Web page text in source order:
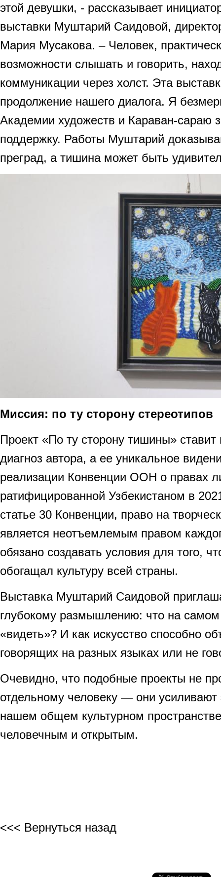
этой девушки, - рассказывает
выставки Муштарий Саидовой,
Мария Мусакова. – Человек,
возможности слышать и говорить,
коммуникации через холст. Эта
продолжение нашего диалога. Я
Академии художеств и Караван-сараю
поддержку. Работы Муштарий
преград, а тишина может быть
Миссия: по ту сторону стереотипов
Проект «По ту сторону тишины» ставит
диагноз автора, а ее уникальное
реализации Конвенции ООН о правах
ратифицированной Узбекистаном в
статье 30 Конвенции, право на
является неотъемлемым правом
обязано создавать условия для того,
обогащал культуру всей страны.
Выставка Муштарий Саидовой
глубокому размышлению: что на самом
«видеть»? И как искусство способно
говорящих на разных языках или не
Очевидно, что подобные проекты не
отдельному человеку — они
нашем общем культурном
человечным и открытым.
<<< Вернуться назад